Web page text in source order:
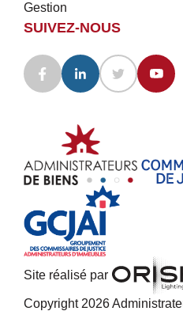
Gestion
SUIVEZ-NOUS
Site réalisé par
Copyright 2026